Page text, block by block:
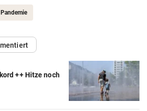
Pandemie
++ Hitze noch